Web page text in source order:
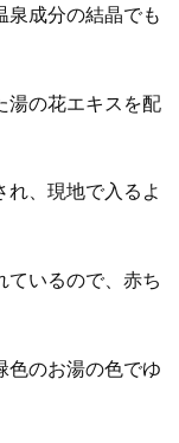
泉成分の結晶でも
湯の花エキスを配
れ、現地で入るよ
ているので、赤ち
色のお湯の色でゆ